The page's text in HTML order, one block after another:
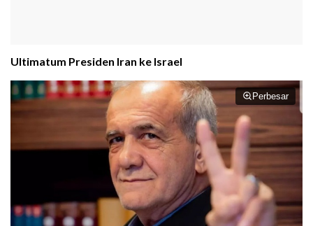
Ultimatum Presiden Iran ke Israel
Perbesar